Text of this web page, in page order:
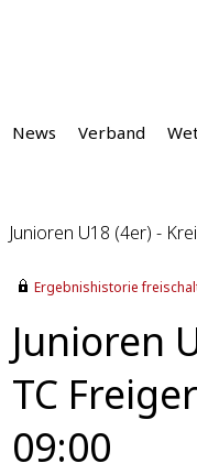
News Verband
Junioren U18 (4er) -
Ergebnishistorie
Junioren
TC
09:00